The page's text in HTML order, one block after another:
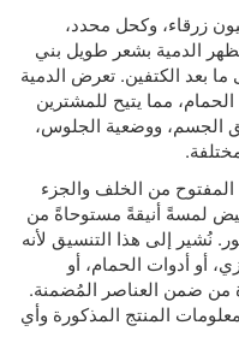
زرقاء، وكحل محدد،
الدمية بشعر طويل بني
بعد الكتفين. تعرض الدمية
مما يتيح للمشترين
الجسم، ووضعية الجلوس،
من الخلف والجزء
لمسةً أنيقةً مستوحاةً من
نُشير إلى هذا التنسيق لأنه
أو أدوات الحمام، أو
من ضمن العناصر المُضمنة.
المنتج المذكورة وأي